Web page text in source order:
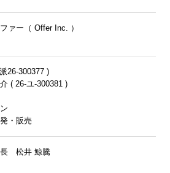
ァー（ Offer Inc. ）
26-300377 )
( 26-ユ-300381 )
・販売
長 松井 鯨騰